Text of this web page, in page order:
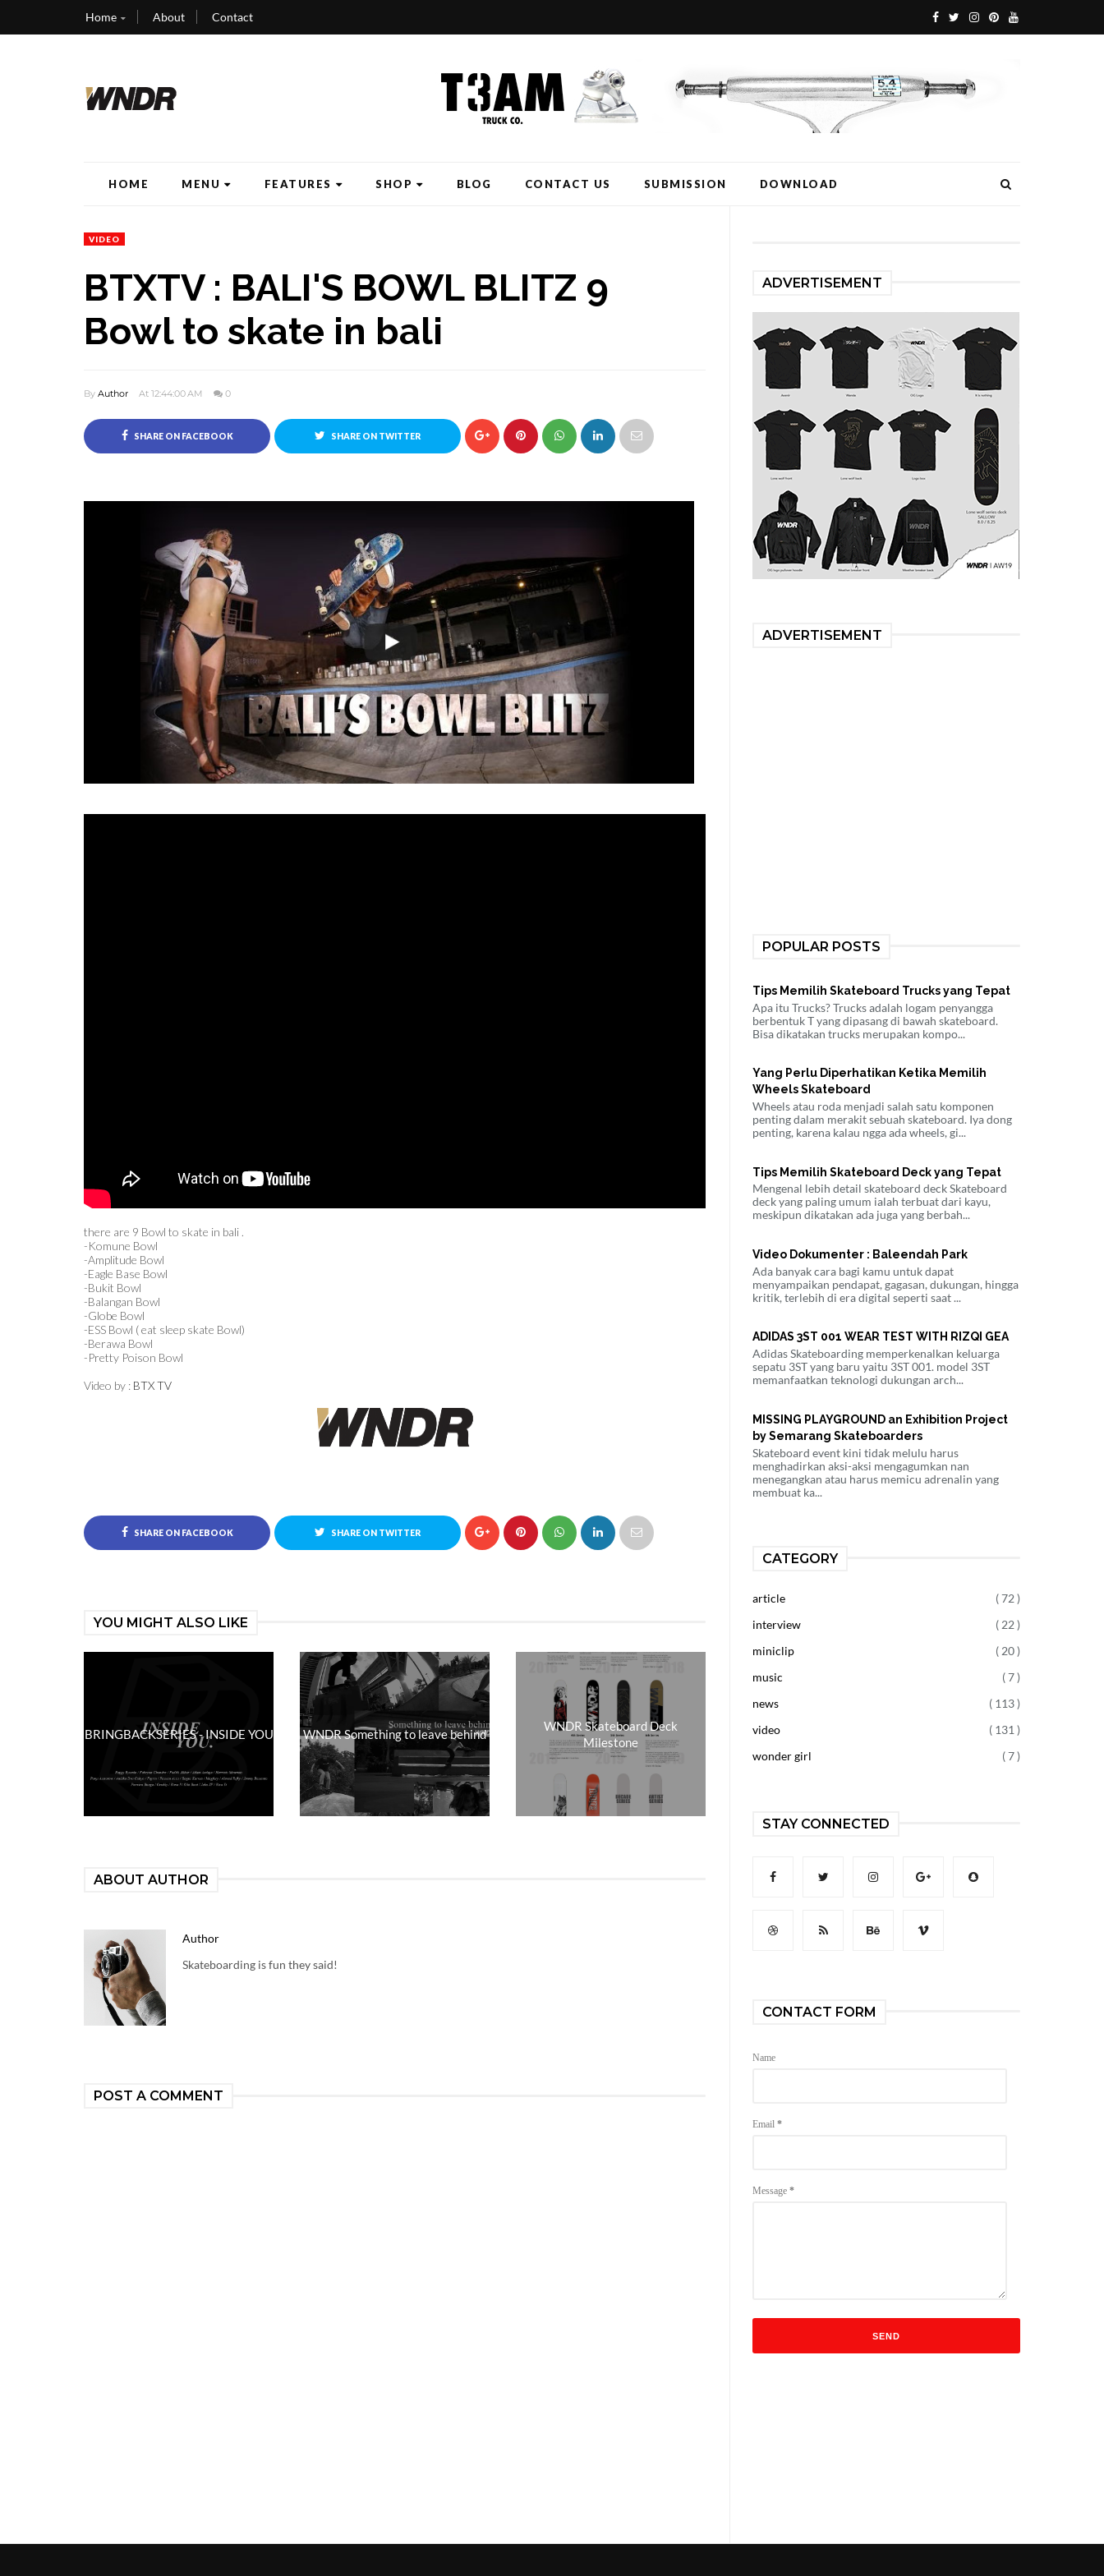
Home About Contact
HOME MENU FEATURES SHOP BLOG CONTACT US SUBMISSION DOWNLOAD
VIDEO
BTXTV : BALI'S BOWL BLITZ 9
Bowl to skate in bali
By Author At 12:44:00 AM 0
SHARE ON FACEBOOK SHARE ON TWITTER
there are 9 Bowl to skate in bali .
-Komune Bowl
-Amplitude Bowl
-Eagle Base Bowl
-Bukit Bowl
-Balangan Bowl
-Globe Bowl
-ESS Bowl ( eat sleep skate Bowl)
-Berawa Bowl
-Pretty Poison Bowl
Video by : BTX TV
SHARE ON FACEBOOK SHARE ON TWITTER
YOU MIGHT ALSO LIKE
BRINGBACKSERIES - INSIDE YOU WNDR Something to leave behind
WNDR Skateboard Deck
Milestone
ABOUT AUTHOR
Author
Skateboarding is fun they said!
POST A COMMENT
ADVERTISEMENT
ADVERTISEMENT
POPULAR POSTS
Tips Memilih Skateboard Trucks yang Tepat
Apa itu Trucks? Trucks adalah logam penyangga
berbentuk T yang dipasang di bawah skateboard.
Bisa dikatakan trucks merupakan kompo...
Yang Perlu Diperhatikan Ketika Memilih
Wheels Skateboard
Wheels atau roda menjadi salah satu komponen
penting dalam merakit sebuah skateboard. Iya dong
penting, karena kalau ngga ada wheels, gi...
Tips Memilih Skateboard Deck yang Tepat
Mengenal lebih detail skateboard deck Skateboard
deck yang paling umum ialah terbuat dari kayu,
meskipun dikatakan ada juga yang berbah...
Video Dokumenter : Baleendah Park
Ada banyak cara bagi kamu untuk dapat
menyampaikan pendapat, gagasan, dukungan, hingga
kritik, terlebih di era digital seperti saat ...
ADIDAS 3ST 001 WEAR TEST WITH RIZQI GEA
Adidas Skateboarding memperkenalkan keluarga
sepatu 3ST yang baru yaitu 3ST 001. model 3ST
memanfaatkan teknologi dukungan arch...
MISSING PLAYGROUND an Exhibition Project
by Semarang Skateboarders
Skateboard event kini tidak melulu harus
menghadirkan aksi-aksi mengagumkan nan
menegangkan atau harus memicu adrenalin yang
membuat ka...
CATEGORY
article
( 72 )
interview
( 22 )
miniclip
( 20 )
music
( 7 )
news
( 113 )
video
( 131 )
wonder girl
( 7 )
STAY CONNECTED
CONTACT FORM
Name
Email *
Message *